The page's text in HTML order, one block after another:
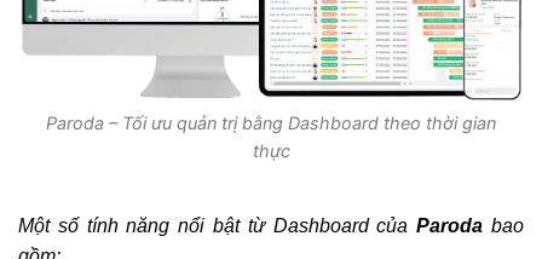
Paroda – Tối ưu quản trị bằng Dashboard theo thời gian
thực
Một số tính năng nổi bật từ Dashboard củaParoda bao